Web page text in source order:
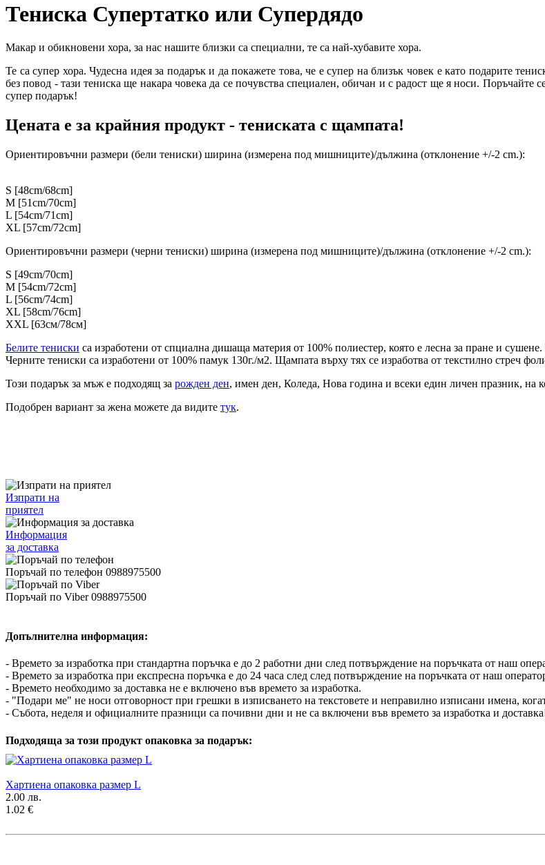
Тениска Супертатко или Супердядо
Макар и обикновени хора, за нас нашите близки са специални, те са най-хубавите хора.
Те са супер хора. Чудесна идея за подарък и да покажете това, че е супер на близък човек е като подарите
без повод - тази тениска ще накара човека да се почувства специален, обичан и с радост ще я носи. Поръчайте
супер подарък!
Цената е за крайния продукт - тениската с щампата!
Ориентировъчни размери (бели тениски) ширина (измерена под мишниците)/дължина (отклонение +/-2 cm.):
S [48cm/68cm]
M [51cm/70cm]
L [54cm/71cm]
XL [57cm/72cm]
Ориентировъчни размери (черни тениски) ширина (измерена под мишниците)/дължина (отклонение +/-2 cm.):
S [49cm/70cm]
M [54cm/72cm]
L [56cm/74cm]
XL [58cm/76cm]
XXL [63см/78см]
Белите тениски са изработени от спциална дишаща материя от 100% полиестер, която е лесна за пране и
Черните тениски са изработени от 100% памук 130г./м2. Щампата върху тях се изработва от текстилно стреч
Този подарък за мъж е подходящ за рожден ден, имен ден, Коледа, Нова година и всеки един личен празник, на
Подобрен вариант за жена можете да видите тук.
Изпрати на
приятел
Информация
за доставка
Поръчай по телефон 0988975500
Поръчай по Viber 0988975500
Допълнителна информация:
- Времето за изработка при стандартна поръчка е до 2 работни дни след потвърждение на поръчката от наш
- Времето за изработка при експресна поръчка е до 24 часа след след потвърждение на поръчката от наш
- Времето необходимо за доставка не е включено във времето за изработка.
- "Подари ме" не носи отговорност при грешки в изписването на текстовете и неправилно изписани имена,
- Събота, неделя и официалните празници са почивни дни и не са включени във времето за изработка и
Подходяща за този продукт опаковка за подарък:
Хартиена опаковка размер L
2.00 лв.
1.02 €